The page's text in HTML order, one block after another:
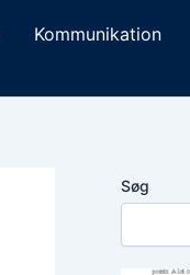
Kommunikation
Søg